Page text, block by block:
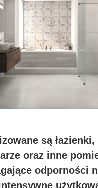
są
oraz inne
odporności